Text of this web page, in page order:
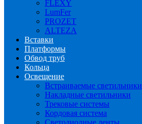
FLEXY
LumFer
PROZET
ALTEZA
Вставки
Платформы
Обвод труб
Кольца
Освещение
Встраиваемые светильники
Накладные светильники
Трековые системы
Кордовая система
Светодиодные ленты